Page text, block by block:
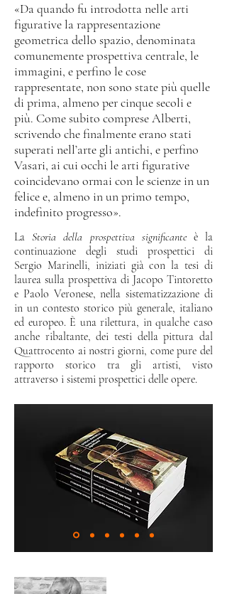
«Da quando fu introdotta nelle arti
figurative la rappresentazione
geometrica dello spazio, denominata
comunemente prospettiva centrale, le
immagini, e perfino le cose
rappresentate, non sono state più quelle
di prima, almeno per cinque secoli e
più. Come subito comprese Alberti,
scrivendo che finalmente erano stati
superati nell’arte gli antichi, e perfino
Vasari, ai cui occhi le arti figurative
coincidevano ormai con le scienze in un
felice e, almeno in un primo tempo,
indefinito progresso».
LaStoria della prospettiva significanteè la
continuazione degli studi prospettici di
Sergio Marinelli, iniziati già con la tesi di
laurea sulla prospettiva di Jacopo Tintoretto
e Paolo Veronese, nella sistematizzazione di
in un contesto storico più generale, italiano
ed europeo. È una rilettura, in qualche caso
anche ribaltante, dei testi della pittura dal
Quattrocento ai nostri giorni, come pure del
rapporto storico tra gli artisti, visto
attraverso i sistemi prospettici delle opere.